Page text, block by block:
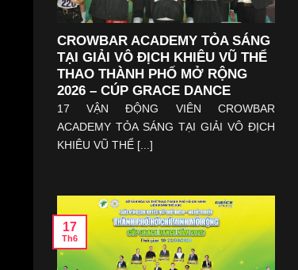
CROWBAR ACADEMY TỎA SÁNG
TẠI GIẢI VÔ ĐỊCH KHIÊU VŨ THỂ
THAO THÀNH PHỐ MỞ RỘNG
2026 – CÚP GRACE DANCE
17 VẬN ĐỘNG VIÊN CROWBAR
ACADEMY TỎA SÁNG TẠI GIẢI VÔ ĐỊCH
KHIÊU VŨ THỂ [...]
17
Th6